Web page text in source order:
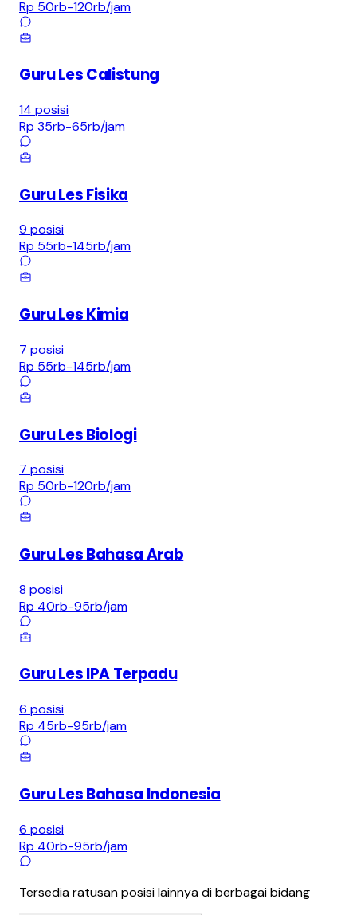
Rp 50rb-120rb/jam
Guru Les Calistung
14 posisi
Rp 35rb-65rb/jam
Guru Les Fisika
9 posisi
Rp 55rb-145rb/jam
Guru Les Kimia
7 posisi
Rp 55rb-145rb/jam
Guru Les Biologi
7 posisi
Rp 50rb-120rb/jam
Guru Les Bahasa Arab
8 posisi
Rp 40rb-95rb/jam
Guru Les IPA Terpadu
6 posisi
Rp 45rb-95rb/jam
Guru Les Bahasa Indonesia
6 posisi
Rp 40rb-95rb/jam
Tersedia ratusan posisi lainnya di berbagai bidang